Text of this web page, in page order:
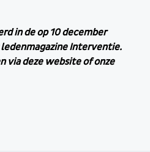
in de op 10 december
Interventie.
via deze website of onze